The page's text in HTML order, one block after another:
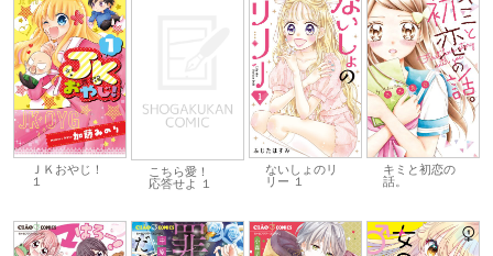
ＪＫおやじ！
１
こちら愛！
応答せよ １
ないしょのリ
リー １
キミと初恋の
話。